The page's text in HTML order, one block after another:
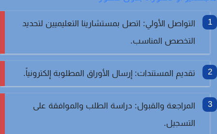
التواصل الأولي:اتصل بمستشارينا التعليميين لتحديد
التخصص المناسب.
تقديم المستندات:إرسال الأوراق المطلوبة إلكترونياً.
المراجعة والقبول: دراسة الطلب والموافقة على
التسجيل.